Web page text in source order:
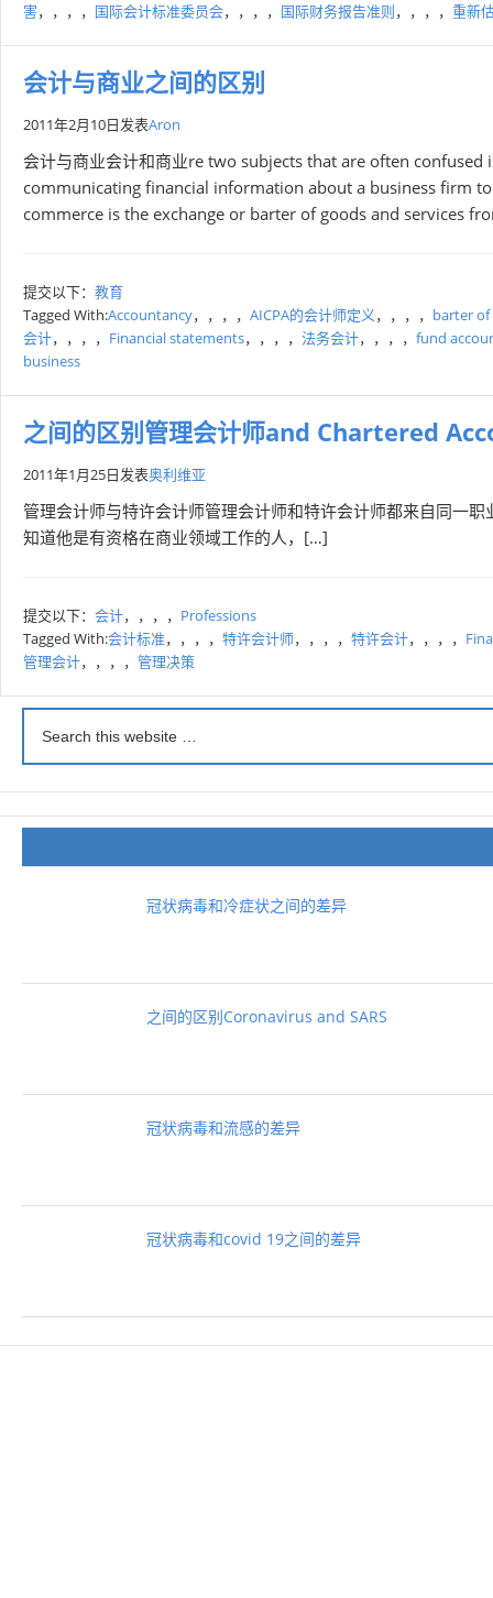
害，，，， 国际会计标准委员会，，，， 国际财务报告准则，，，， 重新
会计与商业之间的区别
2011年2月10日发表Aron
会计与商业会计和商业re two subjects that are often
communicating financial information about a business firm
commerce is the exchange or barter of goods and services
提交以下： 教育
Tagged With:Accountancy，，，， AICPA的会计师定义，，，， barter of
会计，，，， Financial statements，，，， 法务会计，，，， fund
business
之间的区别管理会计师and Chartered
2011年1月25日发表奥利维亚
管理会计师与特许会计师管理会计师和特许会计师都来自同一
知道他是有资格在商业领域工作的人，[…]
提交以下： 会计，，，， Professions
Tagged With:会计标准，，，， 特许会计师，，，， 特许会计，，，，
管理会计，，，， 管理决策
冠状病毒和冷症状之间的差异
之间的区别Coronavirus and SARS
冠状病毒和流感的差异
冠状病毒和covid 19之间的差异